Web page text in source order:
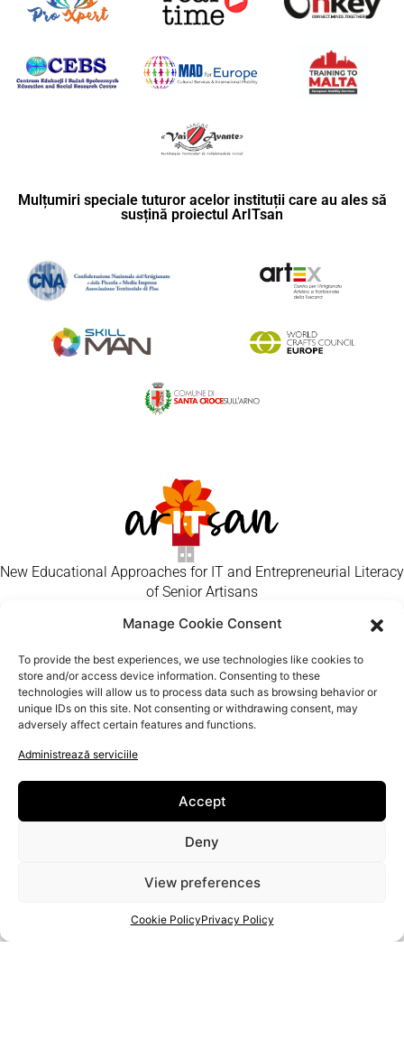
Manage Cookie Consent
To provide the best experiences, we use technologies like cookies to
store and/or access device information. Consenting to these
technologies will allow us to process data such as browsing behavior or
unique IDs on this site. Not consenting or withdrawing consent, may
adversely affect certain features and functions.
Administrează serviciile
Accept
Deny
View preferences
Cookie PolicyPrivacy Policy
Mulțumiri speciale tuturor acelor instituții care au ales să
susțină proiectul ArITsan
New Educational Approaches for IT and Entrepreneurial Literacy
of Senior Artisans
ARTIZANI
DESPRE NOI
FAQ
Contactaţi-ne